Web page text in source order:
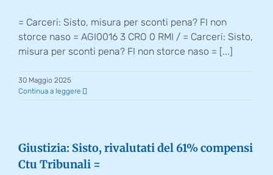
= Carceri: Sisto, misura per sconti pena? FI non
storce naso = AGI0016 3 CRO 0 RMI / = Carceri: Sisto,
misura per sconti pena? FI non storce naso = [...]
30 Maggio 2025
Continua a leggere
Giustizia: Sisto, rivalutati del 61% compensi
Ctu Tribunali =